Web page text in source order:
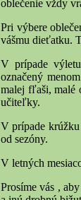
oblečenie vždy
Pri výbere
vášmu dieťatku.
V prípade
označený
malej fľaši, malé
učiteľky.
V prípade
od sezóny.
V letných
Prosíme vás ,